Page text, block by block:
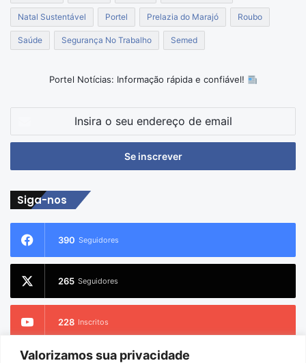
Valorizamos sua privacidade
Natal Sustentável Portel Prelazia do Marajó Roubo
Saúde Segurança No Trabalho Semed
Portel Notícias: Informação rápida e confiável!
seu
de
Siga-nos
390 Seguidores
265 Seguidores
228 Inscritos